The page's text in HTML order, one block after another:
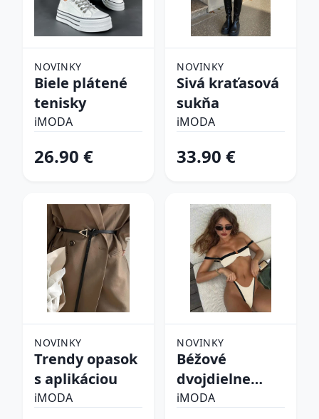
NOVINKY
Biele plátené
tenisky
iMODA
26.90 €
NOVINKY
Sivá kraťasová
sukňa
iMODA
33.90 €
NOVINKY
Trendy opasok
s aplikáciou
iMODA
NOVINKY
Béžové
dvojdielne
plavky
iMODA